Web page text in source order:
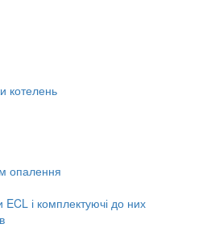
котелень
опалення
ECL і комплектуючі до них